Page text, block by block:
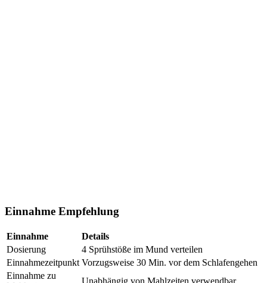
Einnahme Empfehlung
Einnahme
Details
Dosierung
4 Sprühstöße im Mund verteilen
Einnahmezeitpunkt Vorzugsweise 30 Min. vor dem Schlafengehen
Einnahme zu
Unabhängig von Mahlzeiten verwendbar